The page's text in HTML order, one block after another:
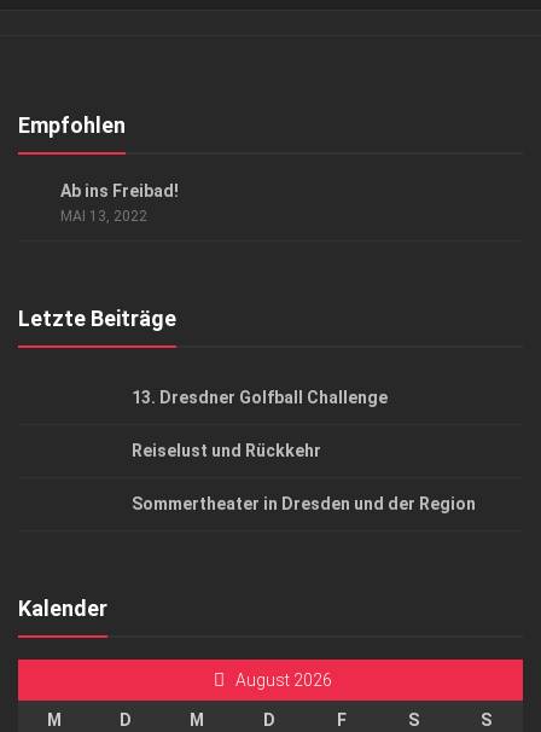
Kontakt, Impressum
Empfohlen
Ab ins Freibad!
MAI 13, 2022
Letzte Beiträge
13. Dresdner Golfball Challenge
Reiselust und Rückkehr
Sommertheater in Dresden und der Region
Kalender
August 2026
M D M D F S
S